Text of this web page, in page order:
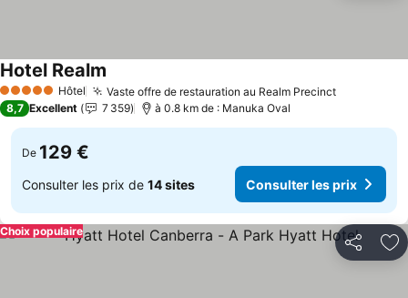
5 Étoiles Hôtel Vaste offre de restauration au Realm Precinct
Hotel Realm
8,7 Excellent 7 359 à 0.8 km de : Manuka Oval
De 129 €
Consulter les prix de 14 sites Consulter les prix
Partager
Choix populaire